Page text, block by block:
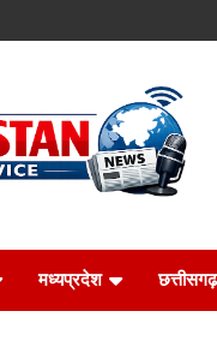
मध्यप्रदेश छत्तीसगढ़